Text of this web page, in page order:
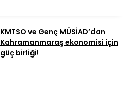
KMTSO ve Genç MÜSİAD’dan
Kahramanmaraş ekonomisi için
güç birliği!